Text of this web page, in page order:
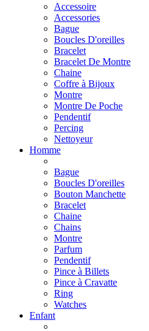
Accessoire
Accessories
Bague
Boucles D'oreilles
Bracelet
Bracelet De Montre
Chaine
Coffre à Bijoux
Montre
Montre De Poche
Pendentif
Percing
Nettoyeur
Homme
Bague
Boucles D'oreilles
Bouton Manchette
Bracelet
Chaine
Chains
Montre
Parfum
Pendentif
Pince à Billets
Pince à Cravatte
Ring
Watches
Enfant